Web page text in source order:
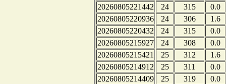
20260805221442
24 315
0.0
20260805220936
24 306
1.6
20260805220432
24 315
0.0
20260805215927
24 308
0.0
20260805215421
25 312
1.6
20260805214912
25 311
0.0
20260805214409
25 319
0.0